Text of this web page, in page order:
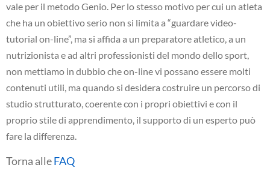
vale per il metodo Genio. Per lo stesso motivo per cui un atleta
che ha un obiettivo serio non si limita a “guardare video-
tutorial on-line”, ma si affida a un preparatore atletico, a un
nutrizionista e ad altri professionisti del mondo dello sport,
non mettiamo in dubbio che on-line vi possano essere molti
contenuti utili, ma quando si desidera costruire un percorso di
studio strutturato, coerente con i propri obiettivi e con il
proprio stile di apprendimento, il supporto di un esperto può
fare la differenza.
Torna alleFAQ